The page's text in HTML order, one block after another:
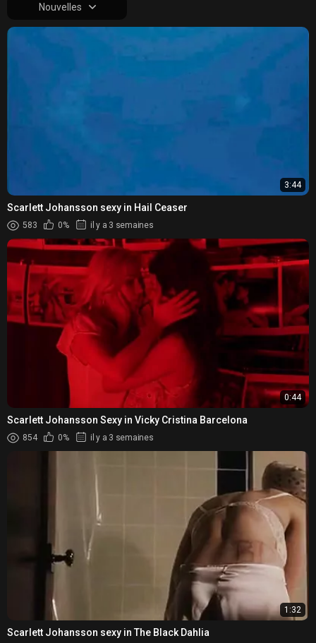
Nouvelles
3:44
Scarlett Johansson sexy in Hail Ceaser
583 0% il y a 3 semaines
0:44
Scarlett Johansson Sexy in Vicky Cristina Barcelona
854 0% il y a 3 semaines
1:32
Scarlett Johansson sexy in The Black Dahlia